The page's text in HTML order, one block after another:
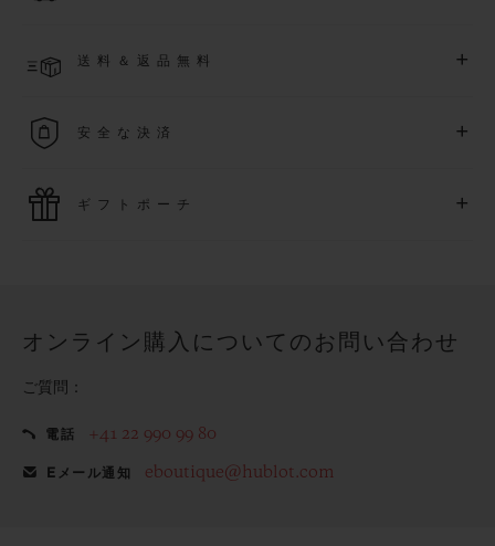
詳細を表示する
より異なる場合がございます
送料＆返品無料 +
す
安全な決済 +
ご購入は迅速で安全に処理され、お客様の個人情報は確実に
ギフトポーチ +
オンライン購入についてのお問い合わせ
ご質問：
電話 +41 22 990 99 80
Eメール通知 eboutique@hublot.com